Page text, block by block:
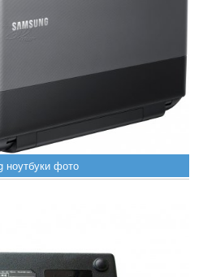
ноутбуки фото